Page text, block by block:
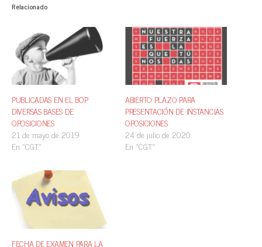
Relacionado
PUBLICADAS EN EL BOP
DIVERSAS BASES DE
OPOSICIONES
21 de mayo de 2019
En «CGT»
ABIERTO PLAZO PARA
PRESENTACIÓN DE INSTANCIAS
OPOSICIONES
24 de julio de 2020
En «CGT»
FECHA DE EXAMEN PARA LA